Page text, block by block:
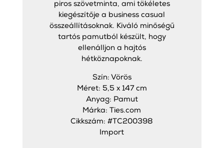
piros szövetminta, ami tökéletes
kiegészítője a business casual
összeállításoknak. Kiváló minőségű
tartós pamutból készült, hogy
ellenálljon a hajtós
hétköznapoknak.
Szín: Vörös
Méret: 5,5 x 147 cm
Anyag: Pamut
Márka: Ties.com
Cikkszám: #TC200398
Import